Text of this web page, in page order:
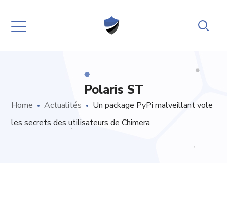
Polaris ST
Home Actualités
Un package PyPi malveillant vole
les secrets des utilisateurs de Chimera